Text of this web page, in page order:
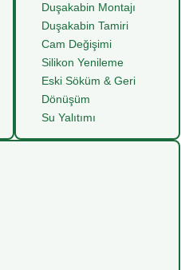
Duşakabin Montajı
Duşakabin Tamiri
Cam Değişimi
Silikon Yenileme
Eski Söküm & Geri
Dönüşüm
Su Yalıtımı